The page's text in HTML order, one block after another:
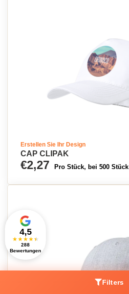
Erstellen Sie Ihr Design
CAP CLIPAK
€2,27 Pro Stück, bei 500 Stück
Filters
4,5
★★★★★
288
Bewertungen